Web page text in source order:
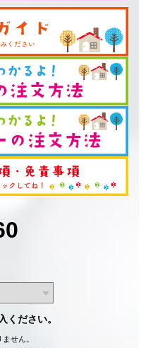
ください。
せん。